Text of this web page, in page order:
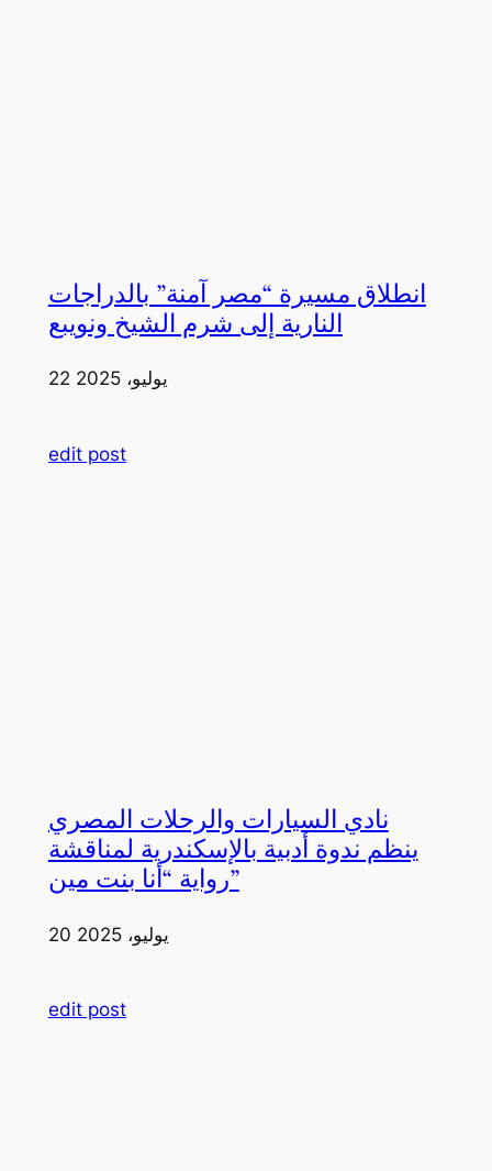
انطلاق مسيرة “مصر آمنة” بالدراجات
النارية إلى شرم الشيخ ونويبع
22 يوليو، 2025
edit post
نادي السيارات والرحلات المصري
ينظم ندوة أدبية بالإسكندرية لمناقشة
رواية “أنا بنت مين”
20 يوليو، 2025
edit post